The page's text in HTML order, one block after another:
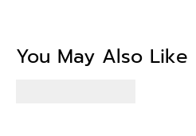
You May Also Like